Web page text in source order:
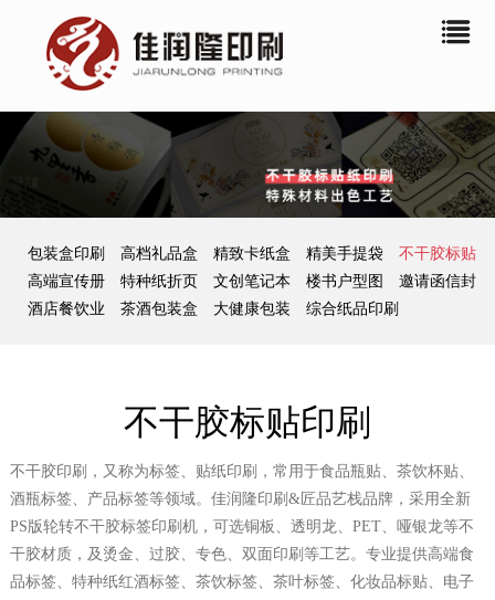
包装盒印刷 高档礼品盒 精致卡纸盒 精美手提袋
不干胶标贴
高端宣传册
特种纸折页 文创笔记本 楼书户型图
邀请函信封
酒店餐饮业
茶酒包装盒 大健康包装 综合纸品印刷
不干胶标贴印刷
不干胶印刷，又称为标签、贴纸印刷，常用于食品瓶贴、茶饮杯贴、
酒瓶标签、产品标签等领域。佳润隆印刷&匠品艺栈品牌，采用全新
PS版轮转不干胶标签印刷机，可选铜板、透明龙、PET、哑银龙等不
干胶材质，及烫金、过胶、专色、双面印刷等工艺。专业提供高端食
品标签、特种纸红酒标签、茶饮标签、茶叶标签、化妆品标贴、电子